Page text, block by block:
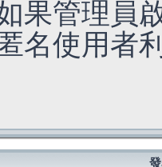
果管理員
名使用者